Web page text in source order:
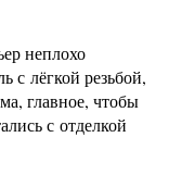
неплохо
с лёгкой резьбой,
главное, чтобы
с отделкой